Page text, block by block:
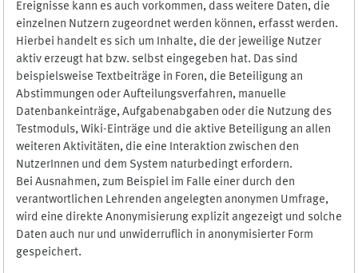
Ereignisse kann es auch vorkommen, dass weitere Daten, die
einzelnen Nutzern zugeordnet werden können, erfasst werden.
Hierbei handelt es sich um Inhalte, die der jeweilige Nutzer
aktiv erzeugt hat bzw. selbst eingegeben hat. Das sind
beispielsweise Textbeiträge in Foren, die Beteiligung an
Abstimmungen oder Aufteilungsverfahren, manuelle
Datenbankeinträge, Aufgabenabgaben oder die Nutzung des
Testmoduls, Wiki-Einträge und die aktive Beteiligung an allen
weiteren Aktivitäten, die eine Interaktion zwischen den
NutzerInnen und dem System naturbedingt erfordern.
Bei Ausnahmen, zum Beispiel im Falle einer durch den
verantwortlichen Lehrenden angelegten anonymen Umfrage,
wird eine direkte Anonymisierung explizit angezeigt und solche
Daten auch nur und unwiderruflich in anonymisierter Form
gespeichert.